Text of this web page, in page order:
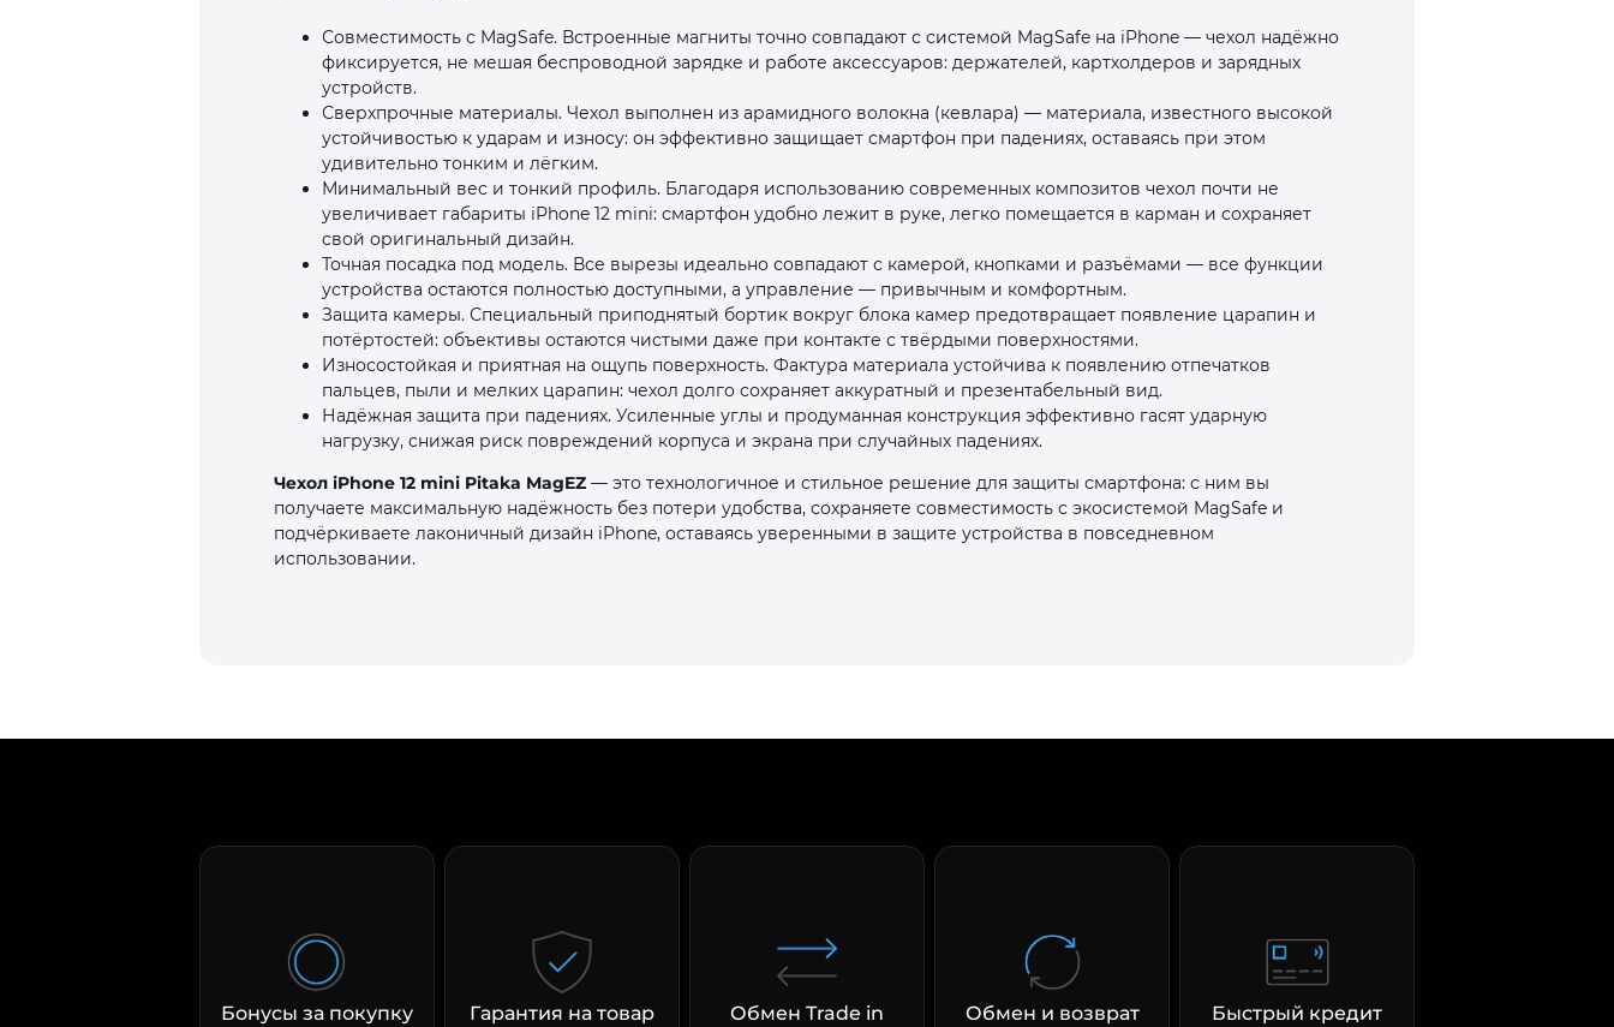
Совместимость с MagSafe. Встроенные магниты точно совпадают с системой MagSafe на iPhone — чехол надёжно
фиксируется, не мешая беспроводной зарядке и работе аксессуаров: держателей, картхолдеров и зарядных
устройств.
Сверхпрочные материалы. Чехол выполнен из арамидного волокна (кевлара) — материала, известного высокой
устойчивостью к ударам и износу: он эффективно защищает смартфон при падениях, оставаясь при этом
удивительно тонким и лёгким.
Минимальный вес и тонкий профиль. Благодаря использованию современных композитов чехол почти не
увеличивает габариты iPhone 12 mini: смартфон удобно лежит в руке, легко помещается в карман и сохраняет
свой оригинальный дизайн.
Точная посадка под модель. Все вырезы идеально совпадают с камерой, кнопками и разъёмами — все функции
устройства остаются полностью доступными, а управление — привычным и комфортным.
Защита камеры. Специальный приподнятый бортик вокруг блока камер предотвращает появление царапин и
потёртостей: объективы остаются чистыми даже при контакте с твёрдыми поверхностями.
Износостойкая и приятная на ощупь поверхность. Фактура материала устойчива к появлению отпечатков
пальцев, пыли и мелких царапин: чехол долго сохраняет аккуратный и презентабельный вид.
Надёжная защита при падениях. Усиленные углы и продуманная конструкция эффективно гасят ударную
нагрузку, снижая риск повреждений корпуса и экрана при случайных падениях.
Чехол iPhone 12 mini Pitaka MagEZ — это технологичное и стильное решение для защиты смартфона: с ним вы
получаете максимальную надёжность без потери удобства, сохраняете совместимость с экосистемой MagSafe и
подчёркиваете лаконичный дизайн iPhone, оставаясь уверенными в защите устройства в повседневном
использовании.
Бонусы за покупку Гарантия на товар Обмен Trade in Обмен и возврат Быстрый кредит
раз в 2 недели